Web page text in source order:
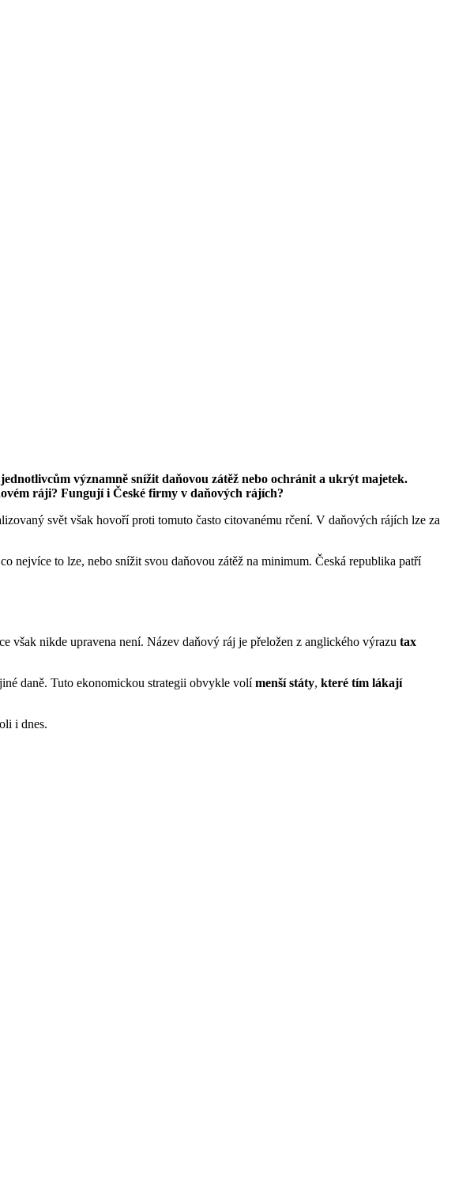
významně snížit daňovou zátěž nebo ochránit a ukrýt majetek.
ráji? Fungují i České firmy v daňových rájích?
svět však hovoří proti tomuto často citovanému rčení. V daňových rájích lze za
nejvíce to lze, nebo snížit svou daňovou zátěž na minimum. Česká republika patří
však nikde upravena není. Název daňový ráj je přeložen z anglického výrazu tax
daně. Tuto ekonomickou strategii obvykle volímenší státy, které tím lákají
i dnes.